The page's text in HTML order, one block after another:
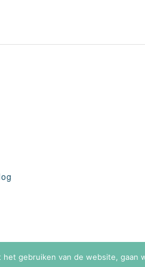
gebruiken van de website, gaan